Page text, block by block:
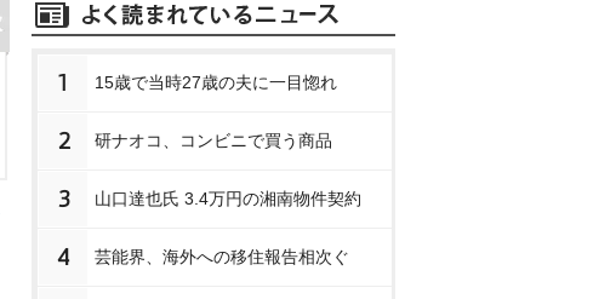
1 15歳で当時27歳の夫に一目惚れ
2 研ナオコ、コンビニで買う商品
3 山口達也氏 3.4万円の湘南物件契約
4 芸能界、海外への移住報告相次ぐ